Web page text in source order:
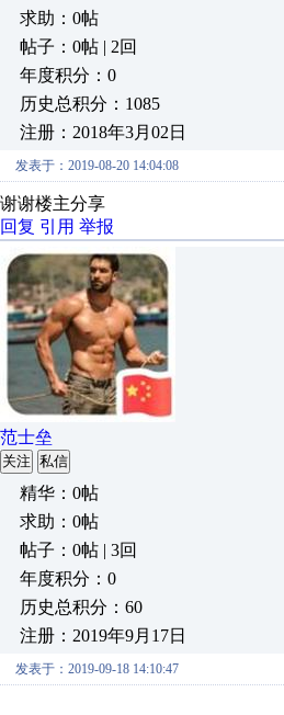
求助：0帖
帖子：0帖 | 2回
年度积分：0
历史总积分：1085
注册：2018年3月02日
发表于：2019-08-20 14:04:08
谢谢楼主分享
回复 引用 举报
范士垒
关注 私信
精华：0帖
求助：0帖
帖子：0帖 | 3回
年度积分：0
历史总积分：60
注册：2019年9月17日
发表于：2019-09-18 14:10:47